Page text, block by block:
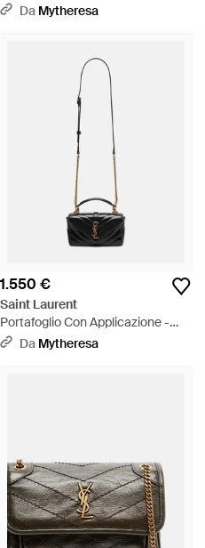
Bianco
Da Mytheresa
1.550 €
Saint Laurent
Portafoglio Con Applicazione -
NeroDa Mytheresa